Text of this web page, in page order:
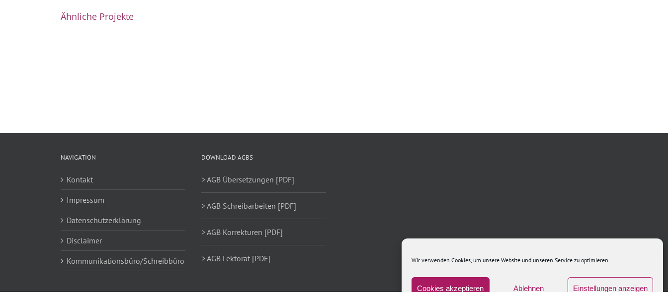
Wir verwenden Cookies, um unsere Website und unseren Service zu optimieren.
Cookies akzeptieren Ablehnen Einstellungen anzeigen
Ähnliche Projekte
NAVIGATION
Kontakt
Impressum
Datenschutzerklärung
Disclaimer
Kommunikationsbüro/Schreibbüro
DOWNLOAD AGBS
> AGB Übersetzungen [PDF]
> AGB Schreibarbeiten [PDF]
> AGB Korrekturen [PDF]
> AGB Lektorat [PDF]